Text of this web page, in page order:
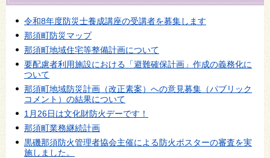
令和8年度防災士養成講座の受講者を募集します
那須町防災マップ
那須町地域住宅等整備計画について
要配慮者利用施設における「避難確保計画」作成の義務化に
ついて
那須町地域防災計画（改正素案）への意見募集（パブリック
コメント）の結果について
1月26日は文化財防火デーです！
那須町業務継続計画
黒磯那須防火管理者協会主催による防火ポスターの審査を実
施しました。